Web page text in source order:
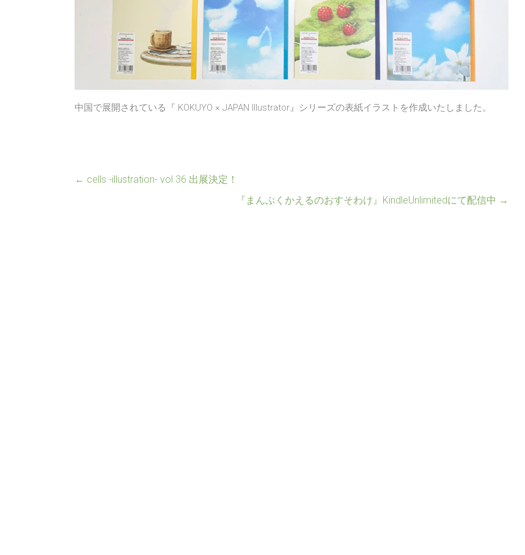
中国で展開されている『 KOKUYO × JAPAN Illustrator』シリーズの表紙イラストを作成いたしました。
← cells -illustration- vol.36 出展決定！
『まんぷくかえるのおすそわけ』KindleUnlimitedにて配信中 →